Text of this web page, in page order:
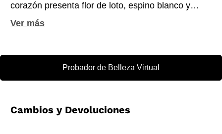
corazón presenta flor de loto, espino blanco y
rosa. Su base consiste en ámbar, pachulí, almizcle
Probador de Belleza Virtual
Cambios y Devoluciones